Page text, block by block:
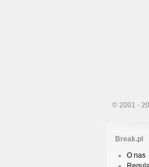
© 2001 -
Break.pl
O nas